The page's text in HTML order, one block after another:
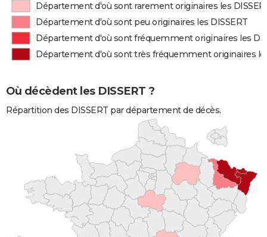
Département d'où sont rarement originaires les
Département d'où sont peu originaires les DISSERT
Département d'où sont fréquemment originaires les
Département d'où sont très fréquemment originaires
Où décèdent les DISSERT ?
Répartition des DISSERT par département de décès.